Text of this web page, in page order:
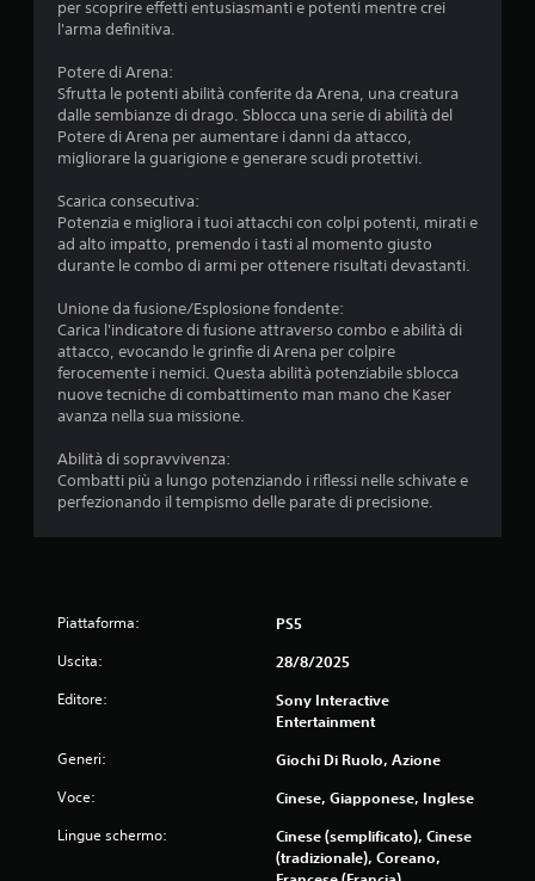
o
n
d
e
l
c
o
t
r
o
l
e
r
.
i
o
c
a
b
i
l
s
e
n
z
a
p
r
e
s
s
o
n
r
t
o
c
o
f
f
l
i
e
)
.
S
a
l
v
a
t
a
g
g
n
c
per scoprire effetti entusiasmanti e potenti mentre crei
l'arma definitiva.
Potere di Arena:
Sfrutta le potenti abilità conferite da Arena, una creatura
dalle sembianze di drago. Sblocca una serie di abilità del
Potere di Arena per aumentare i danni da attacco,
migliorare la guarigione e generare scudi protettivi.
Scarica consecutiva:
Potenzia e migliora i tuoi attacchi con colpi potenti, mirati e
ad alto impatto, premendo i tasti al momento giusto
durante le combo di armi per ottenere risultati devastanti.
Unione da fusione/Esplosione fondente:
Carica l'indicatore di fusione attraverso combo e abilità di
attacco, evocando le grinfie di Arena per colpire
ferocemente i nemici. Questa abilità potenziabile sblocca
nuove tecniche di combattimento man mano che Kaser
avanza nella sua missione.
Abilità di sopravvivenza:
Combatti più a lungo potenziando i riflessi nelle schivate e
perfezionando il tempismo delle parate di precisione.
Piattaforma: PS5
Uscita: 28/8/2025
Editore:
Sony Interactive
Entertainment
Generi: Giochi Di Ruolo, Azione
Voce: Cinese, Giapponese, Inglese
Lingue schermo:
Cinese (semplificato), Cinese
(tradizionale), Coreano,